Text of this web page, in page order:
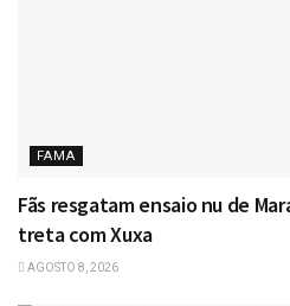
FAMA
Fãs resgatam ensaio nu de
treta com Xuxa
AGOSTO 8, 2026